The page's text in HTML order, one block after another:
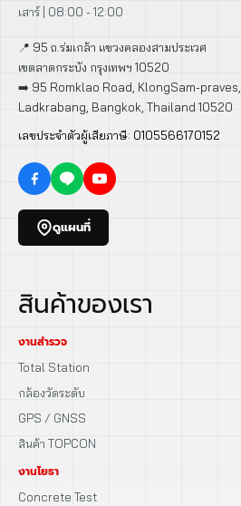
เสาร์ | 08:00 - 12:00
📍 95 ถ.ร่มเกล้า แขวงคลองสามประเวศ
เขตลาดกระบัง กรุงเทพฯ 10520
➡️ 95 Romklao Road, KlongSam-praves,
Ladkrabang, Bangkok, Thailand 10520
เลขประจำตัวผู้เสียภาษี: 0105566170152
ดูแผนที่
สินค้าของเรา
งานสำรวจ
Total Station
กล้องวัดระดับ
GPS / GNSS
สินค้า TOPCON
งานโยธา
Concrete Test